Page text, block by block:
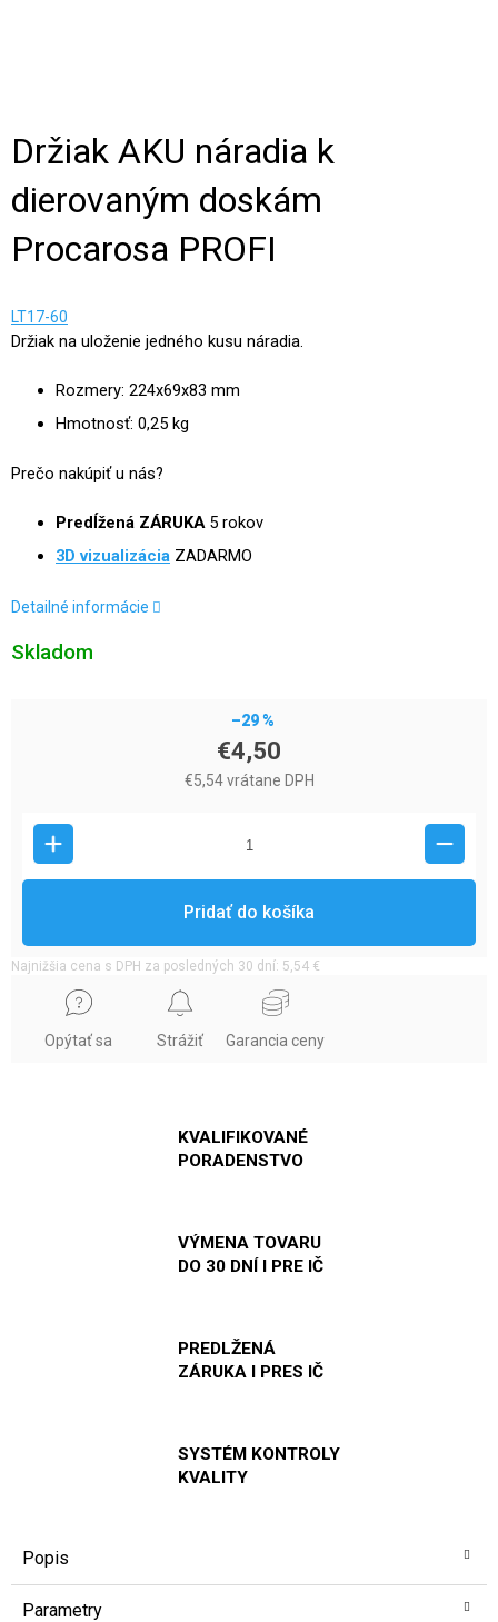
Držiak AKU náradia k
dierovaným doskám
Procarosa PROFI
LT17-60
Držiak na uloženie jedného kusu náradia.
Rozmery: 224x69x83 mm
Hmotnosť: 0,25 kg
Prečo nakúpiť u nás?
Predĺžená ZÁRUKA5 rokov
3D vizualizácia ZADARMO
Detailné informácie
Skladom
–29 %
€4,50
€5,54 vrátane DPH
Pridať do košíka
Najnižšia cena s DPH za posledných 30 dní: 5,54 €
Opýtať sa Strážiť Garancia ceny
KVALIFIKOVANÉ
PORADENSTVO
VÝMENA TOVARU
DO 30 DNÍ I PRE IČ
PREDLŽENÁ
ZÁRUKA I PRES IČ
SYSTÉM KONTROLY
KVALITY
Popis
Parametry